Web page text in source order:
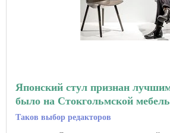
Японский стул признан
было на Стокгольмской
Таков выбор редакторов